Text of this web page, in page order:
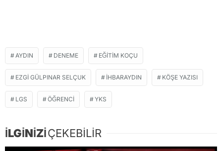
AYDIN DENEME EĞITIM KOÇU
EZGI GÜLPINAR SELÇUK IHBARAYDIN KÖŞE YAZISI
LGS ÖĞRENCI YKS
İLGİNİZİÇEKEBİLİR